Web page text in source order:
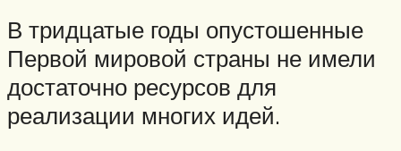
В тридцатые годы опустошенные
Первой мировой страны не имели
достаточно ресурсов для
реализации многих идей.